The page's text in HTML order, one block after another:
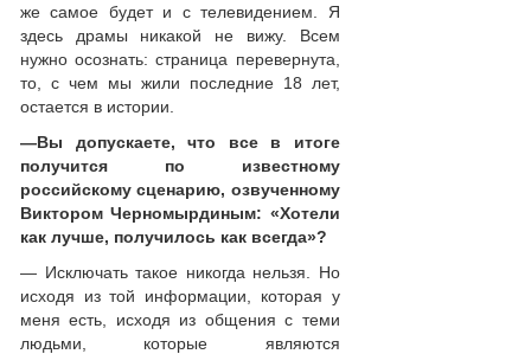
же самое будет и с телевидением. Я
здесь драмы никакой не вижу. Всем
нужно осознать: страница перевернута,
то, с чем мы жили последние 18 лет,
остается в истории.
—Вы допускаете, что все в итоге
получится по известному
российскому сценарию, озвученному
Виктором Черномырдиным: «Хотели
как лучше, получилось как всегда»?
— Исключать такое никогда нельзя. Но
исходя из той информации, которая у
меня есть, исходя из общения с теми
людьми, которые являются